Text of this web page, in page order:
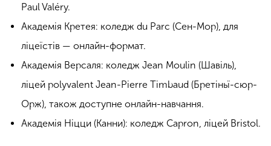
Paul Valéry.
Академія Кретея: коледж du Parc (Сен-Мор), для
ліцеїстів — онлайн-формат.
Академія Версаля: коледж Jean Moulin (Шавіль),
ліцей polyvalent Jean-Pierre Timbaud (Бретіньї-сюр-
Орж), також доступне онлайн-навчання.
Академія Ніцци (Канни): коледж Capron, ліцей Bristol.